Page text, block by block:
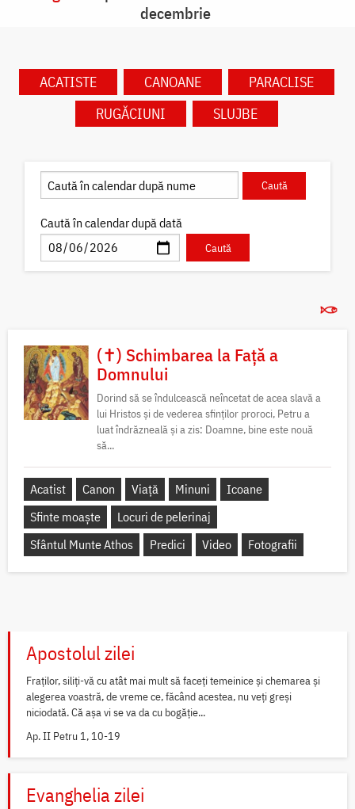
decembrie
ACATISTE CANOANE
PARACLISE
RUGĂCIUNI
SLUJBE
Caută în calendar după dată
(✝) Schimbarea la Față a
Domnului
Dorind să se îndulcească neîncetat de acea slavă a
lui Hristos și de vederea sfinților proroci, Petru a
luat îndrăzneală și a zis: Doamne, bine este nouă
să...
Acatist Canon Viață Minuni
Icoane
Sfinte moaște
Locuri de pelerinaj
Sfântul Munte Athos
Predici Video Fotografii
Apostolul zilei
Fraților, siliți-vă cu atât mai mult să faceți temeinice și chemarea și
alegerea voastră, de vreme ce, făcând acestea, nu veți greși
niciodată. Că așa vi se va da cu bogăție...
Ap. II Petru 1, 10-19
Evanghelia zilei